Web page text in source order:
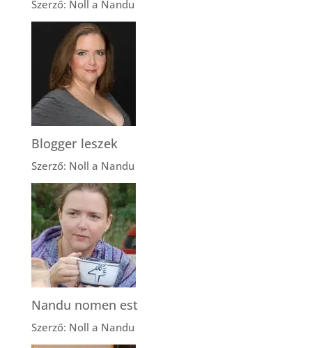
Szerző: Noll a Nandu
Blogger leszek
Szerző: Noll a Nandu
Nandu nomen est
Szerző: Noll a Nandu